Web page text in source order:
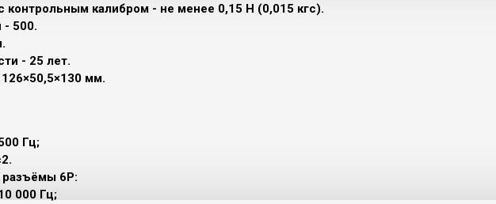
контрольным калибром - не менее 0,15 Н (0,015 кгс).
- 500.
- 25 лет.
мм.
Гц;
разъёмы 6Р:
000 Гц;